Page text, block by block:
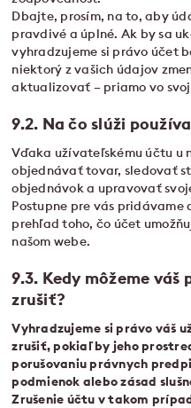
Dbajte, prosím, na to, aby
pravdivé a úplné. Ak by sa
vyhradzujeme si právo účet
niektorý z vašich údajov
aktualizovať – priamo vo
9.2. Na čo slúži
Vďaka užívateľskému účtu u
objednávať tovar, sledovať
objednávok a upravovať
Postupne pre vás
prehľad toho, čo účet
našom webe.
9.3. Kedy môžeme
zrušiť?
Vyhradzujeme si právo váš
zrušiť, pokiaľ by jeho
porušovaniu právnych
podmienok alebo zásad
Zrušenie účtu v takom